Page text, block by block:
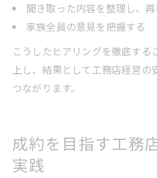
聞き取った内容を整理し、
家族全員の意見を把握する
こうしたヒアリングを徹底する
上し、結果として工務店経営の
つながります。
成約を目指す工務
実践